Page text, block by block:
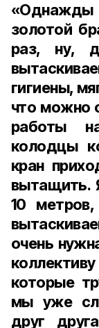
«Однажды
золотой
раз, ну,
гигиены,
что можно
работы
колодцы
кран
вытащить.
10
очень
которые
мы уже
друг